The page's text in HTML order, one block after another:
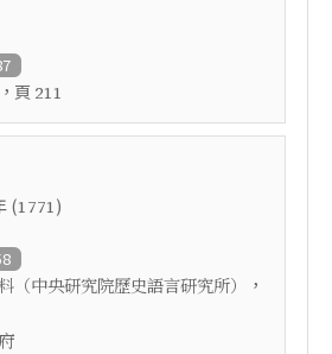
，頁 211
(1771)
（中央研究院歷史語言研究所）
，